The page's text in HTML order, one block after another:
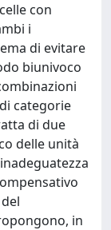
con
i
di evitare
biunivoco
categorie
di due
delle unità
in